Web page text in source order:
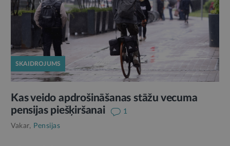
SKAIDROJUMS
Kas veido apdrošināšanas stāžu vecuma
pensijas piešķiršanai
1
Vakar, Pensijas